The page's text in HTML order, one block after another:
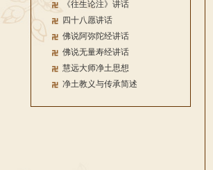
《往生论注》讲话
四十八愿讲话
佛说阿弥陀经讲话
佛说无量寿经讲话
慧远大师净土思想
净土教义与传承简述